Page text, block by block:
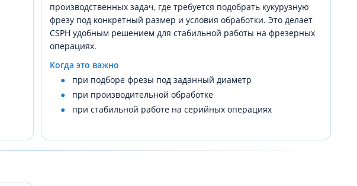
производственных задач, где требуется подобрать кукурузную
фрезу под конкретный размер и условия обработки. Это делает
CSPH удобным решением для стабильной работы на фрезерных
операциях.
Когда это важно
при подборе фрезы под заданный диаметр
при производительной обработке
при стабильной работе на серийных операциях